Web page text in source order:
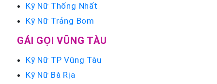
Kỹ Nữ Thống Nhất
Kỹ Nữ Trảng Bom
GÁI GỌI VŨNG TÀU
Kỹ Nữ TP Vũng Tàu
Kỹ Nữ Bà Rịa